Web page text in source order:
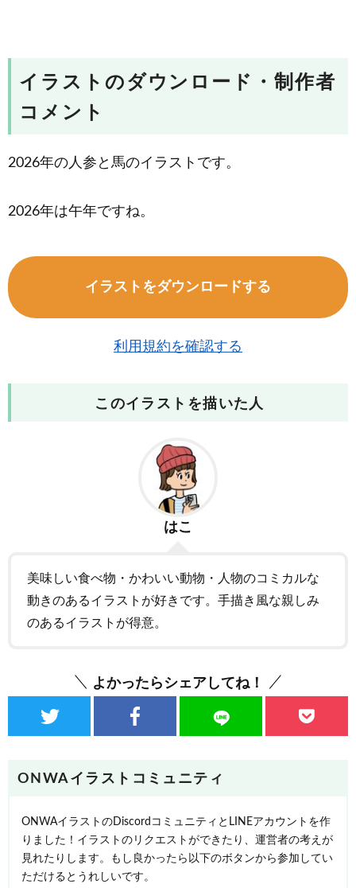
イラストのダウンロード・制作者
コメント
2026年の人参と馬のイラストです。
2026年は午年ですね。
イラストをダウンロードする
利用規約を確認する
このイラストを描いた人
はこ
美味しい食べ物・かわいい動物・人物のコミカルな
動きのあるイラストが好きです。手描き風な親しみ
のあるイラストが得意。
よかったらシェアしてね！
ONWAイラストコミュニティ
ONWAイラストのDiscordコミュニティとLINEアカウントを作
りました！イラストのリクエストができたり、運営者の考えが
見れたりします。もし良かったら以下のボタンから参加してい
ただけるとうれしいです。